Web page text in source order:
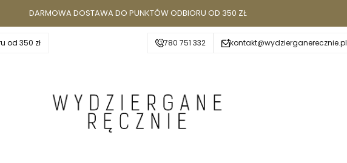
DARMOWA DOSTAWA DO PUNKTÓW ODBIORU OD 350 ZŁ
od 350 zł
780 751 332 kontakt@wydzierganerecznie.pl